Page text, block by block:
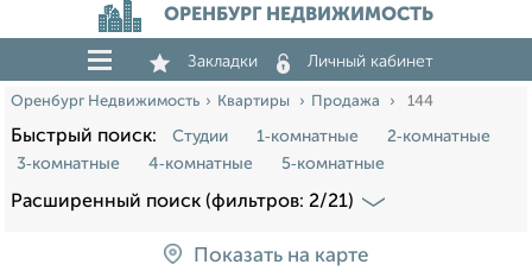
ОРЕНБУРГ НЕДВИЖИМОСТЬ
Закладки Личный кабинет
Оренбург Недвижимость Квартиры Продажа 144
Быстрый поиск: Студии 1‑комнатные
2‑комнатные
3‑комнатные
4‑комнатные 5‑комнатные
Расширенный поиск (фильтров: 2/21)
Показать на карте